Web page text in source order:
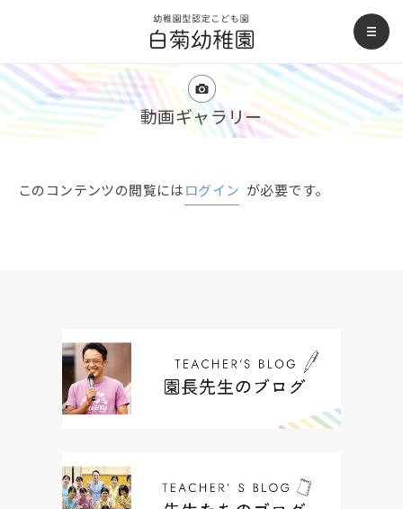
動画ギャラリー
このコンテンツの閲覧にはログイン が必要です。